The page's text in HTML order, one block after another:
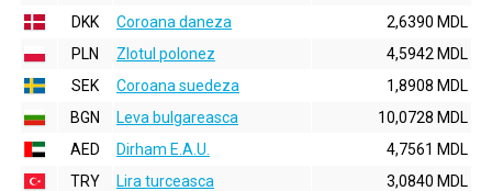
DKK
Coroana daneza
2,6390 MDL
PLN
Zlotul polonez
4,5942 MDL
SEK
Coroana suedeza
1,8908 MDL
BGN
Leva bulgareasca
10,0728 MDL
AED
Dirham E.A.U.
4,7561 MDL
TRY
Lira turceasca
3,0840 MDL